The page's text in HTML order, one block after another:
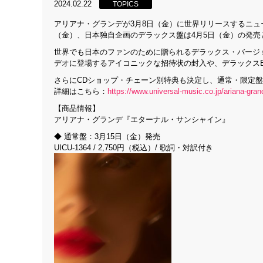
2024.02.22 TOPICS
アリアナ・グランデが3月8日（金）に世界リリースするニ
（金）、日本独自企画のデラックス盤は4月5日（金）の発
世界でも日本のファンのために贈られるデラックス・バー
デオに登場するアイコニックな招待状の封入や、デラック
さらにCDショップ・チェーン別特典も決定し、通常・限定
詳細はこちら： https://www.universal-music.co.jp/ariana-
【商品情報】
アリアナ・グランデ『エターナル・サンシャイン』
◆ 通常盤：3月15日（金）発売
UICU-1364 / 2,750円（税込）/ 歌詞・対訳付き